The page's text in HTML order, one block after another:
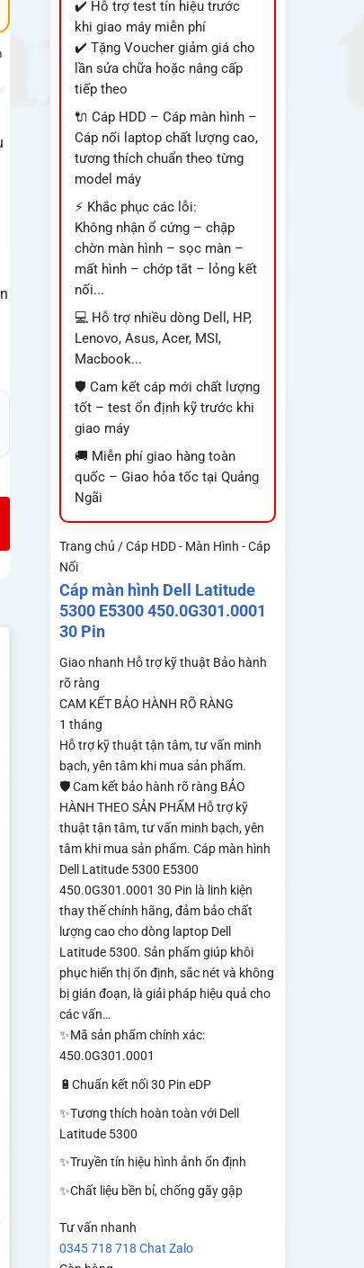
✔️ Hỗ trợ test tín hiệu trước
khi giao máy miễn phí
✔️ Tặng Voucher giảm giá cho
lần sửa chữa hoặc nâng cấp
tiếp theo
🔌 Cáp HDD – Cáp màn hình –
Cáp nối laptop chất lượng cao,
tương thích chuẩn theo từng
model máy
⚡ Khắc phục các lỗi:
Không nhận ổ cứng – chập
chờn màn hình – sọc màn –
mất hình – chớp tắt – lỏng kết
nối...
💻 Hỗ trợ nhiều dòng Dell, HP,
Lenovo, Asus, Acer, MSI,
Macbook...
🛡️ Cam kết cáp mới chất lượng
tốt – test ổn định kỹ trước khi
giao máy
🚚 Miễn phí giao hàng toàn
quốc – Giao hỏa tốc tại Quảng
Ngãi
Trang chủ / Cáp HDD - Màn Hình - Cáp
Nối
Cáp màn hình Dell Latitude
5300 E5300 450.0G301.0001
30 Pin
Giao nhanh Hỗ trợ kỹ thuật Bảo hành
rõ ràng
CAM KẾT BẢO HÀNH RÕ RÀNG
1 tháng
Hỗ trợ kỹ thuật tận tâm, tư vấn minh
bạch, yên tâm khi mua sản phẩm.
🛡️ Cam kết bảo hành rõ ràng BẢO
HÀNH THEO SẢN PHẨM Hỗ trợ kỹ
thuật tận tâm, tư vấn minh bạch, yên
tâm khi mua sản phẩm. Cáp màn hình
Dell Latitude 5300 E5300
450.0G301.0001 30 Pin là linh kiện
thay thế chính hãng, đảm bảo chất
lượng cao cho dòng laptop Dell
Latitude 5300. Sản phẩm giúp khôi
phục hiển thị ổn định, sắc nét và không
bị gián đoạn, là giải pháp hiệu quả cho
các vấn…
✨Mã sản phẩm chính xác:
450.0G301.0001
🔋Chuẩn kết nối 30 Pin eDP
✨Tương thích hoàn toàn với Dell
Latitude 5300
✨Truyền tín hiệu hình ảnh ổn định
✨Chất liệu bền bỉ, chống gãy gập
Tư vấn nhanh
0345 718 718 Chat Zalo